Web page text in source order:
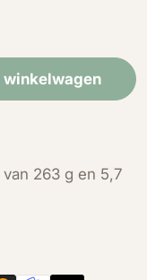
Heldere
voor
winkelwagen
263 g en 5,7